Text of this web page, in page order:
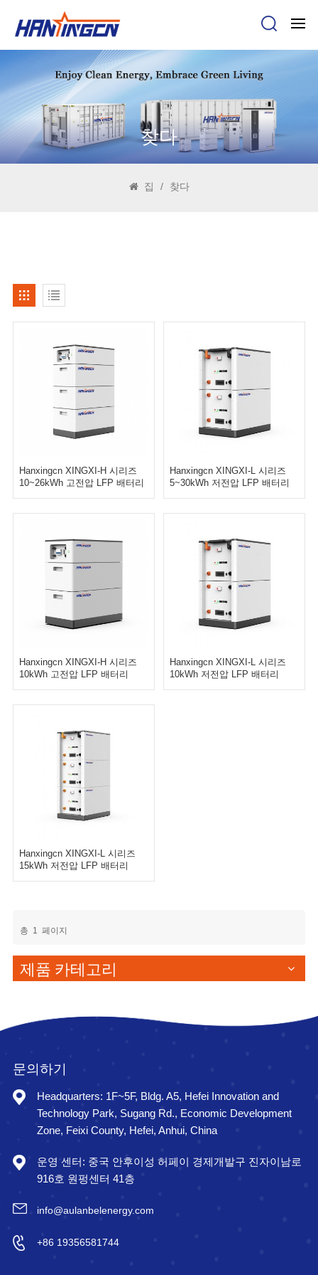
찾다
집 / 찾다
Hanxingcn XINGXI-H 시리즈
10~26kWh 고전압 LFP 배터리
Hanxingcn XINGXI-L 시리즈
5~30kWh 저전압 LFP 배터리
Hanxingcn XINGXI-H 시리즈
10kWh 고전압 LFP 배터리
Hanxingcn XINGXI-L 시리즈
10kWh 저전압 LFP 배터리
Hanxingcn XINGXI-L 시리즈
15kWh 저전압 LFP 배터리
총 1 페이지
제품 카테고리
문의하기
Headquarters: 1F~5F, Bldg. A5, Hefei Innovation and
Technology Park, Sugang Rd., Economic Development
Zone, Feixi County, Hefei, Anhui, China
운영 센터: 중국 안후이성 허페이 경제개발구 진자이남로
916호 원펑센터 41층
info@aulanbelenergy.com
+86 19356581744